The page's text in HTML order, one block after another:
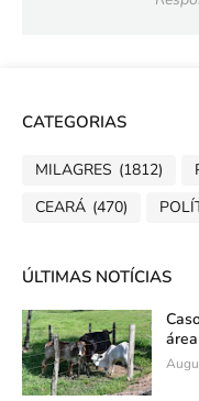
CATEGORIAS
MILAGRES (1812)
CEARÁ (470)
ÚLTIMAS NOTÍCIAS